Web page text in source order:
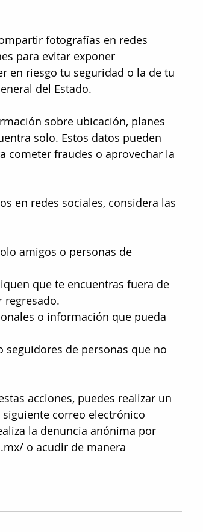
fotografías en redes
para evitar exponer
en riesgo tu seguridad o la de tu
del Estado.
sobre ubicación, planes
solo. Estos datos pueden
cometer fraudes o aprovechar la
en redes sociales, considera las
amigos o personas de
que te encuentras fuera de
regresado.
o información que pueda
seguidores de personas que no
acciones, puedes realizar un
correo electrónico
la denuncia anónima por
o acudir de manera